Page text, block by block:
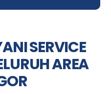
SERVICE
AREA